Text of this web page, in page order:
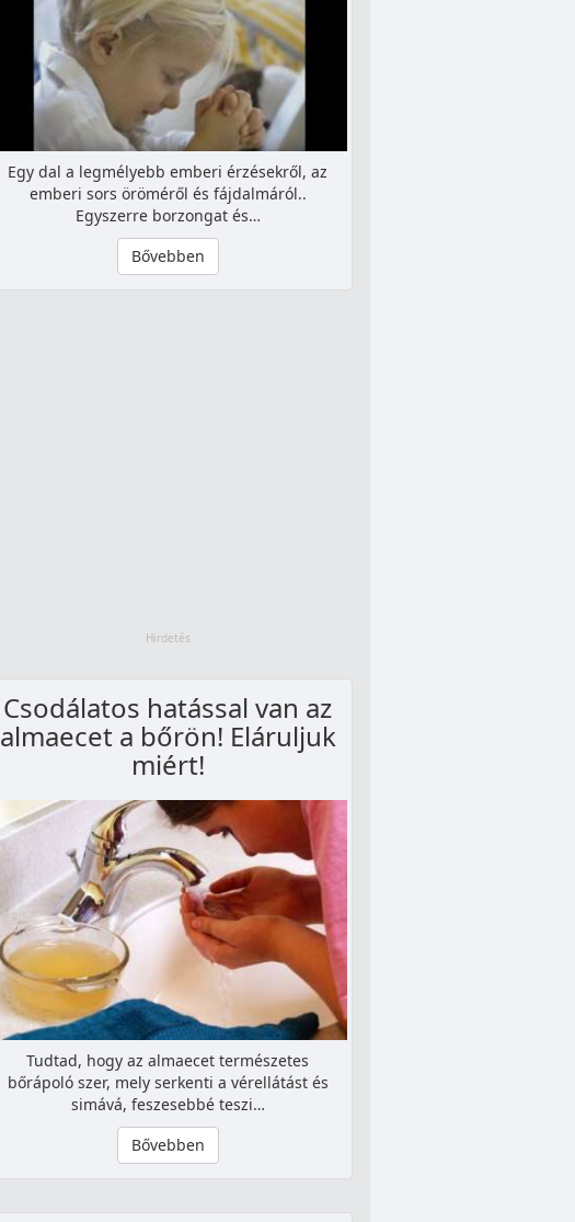
Egy dal a legmélyebb emberi érzésekről, az
emberi sors öröméről és fájdalmáról..
Egyszerre borzongat és…
Bővebben
Csodálatos hatással van az
almaecet a bőrön! Eláruljuk
miért!
Tudtad, hogy az almaecet természetes
bőrápoló szer, mely serkenti a vérellátást és
simává, feszesebbé teszi…
Bővebben